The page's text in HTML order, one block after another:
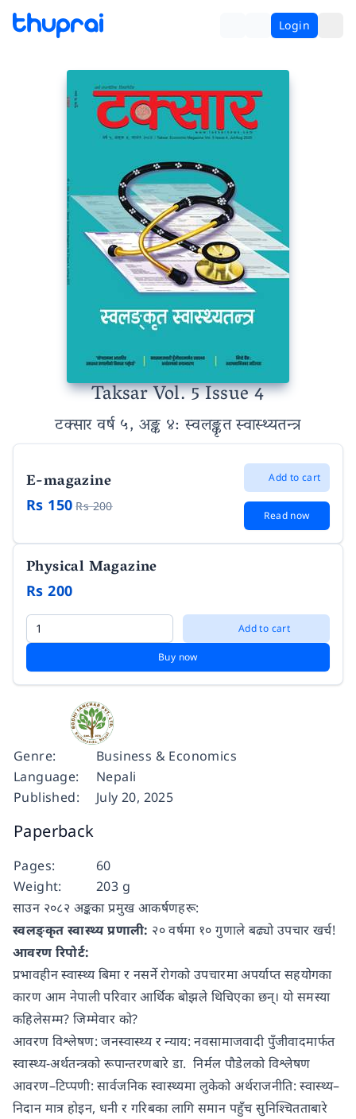
Login
Taksar Vol. 5 Issue 4
टक्सार वर्ष ५, अङ्क ४: स्वल‌ङ्कृत स्वास्थ्यतन्त्र
E-magazine
Rs 150 Rs 200
Add to cart
Read now
Physical Magazine
Rs 200
Add to cart
Buy now
Genre:
Business & Economics
Language:
Nepali
Published:
July 20, 2025
Paperback
Pages:
60
Weight:
203 g
साउन २०८२ अङ्कका प्रमुख आकर्षणहरू:
स्वलङ्कृत स्वास्थ्य प्रणाली: २० वर्षमा १० गुणाले बढ्यो उपचार खर्च!
आवरण रिपोर्ट:
प्रभावहीन स्वास्थ्य बिमा र नसर्ने रोगको उपचारमा अपर्याप्त सहयोगका
कारण आम नेपाली परिवार आर्थिक बोझले थिचिएका छन्। यो समस्या
कहिलेसम्म? जिम्मेवार को?
आवरण विश्लेषण: जनस्वास्थ्य र न्याय: नवसामाजवादी पुँजीवादमार्फत
स्वास्थ्य‑अर्थतन्त्रको रूपान्तरणबारे डा. निर्मल पौडेलको विश्लेषण
आवरण–टिप्पणी: सार्वजनिक स्वास्थ्यमा लुकेको अर्थराजनीति: स्वास्थ्य–
निदान मात्र होइन, धनी र गरिबका लागि समान पहुँच सुनिश्चितताबारे